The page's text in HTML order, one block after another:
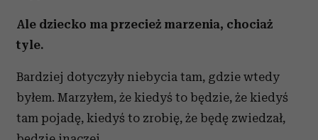
Ale dziecko ma przecież marzenia, chociaż
tyle.
Bardziej dotyczyły niebycia tam, gdzie wtedy
byłem. Marzyłem, że kiedyś to będzie, że kiedyś
tam pojadę, kiedyś to zrobię, że będę zwiedzał,